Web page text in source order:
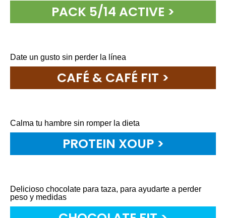
PACK 5/14 ACTIVE >
Date un gusto sin perder la líneaㅤㅤㅤㅤㅤㅤㅤㅤㅤㅤㅤㅤㅤㅤ
CAFÉ & CAFÉ FIT >
Calma tu hambre sin romper la dietaㅤㅤㅤㅤㅤㅤㅤㅤㅤㅤㅤㅤ
PROTEIN XOUP >
Delicioso chocolate para taza, para ayudarte a perder
peso y medidas